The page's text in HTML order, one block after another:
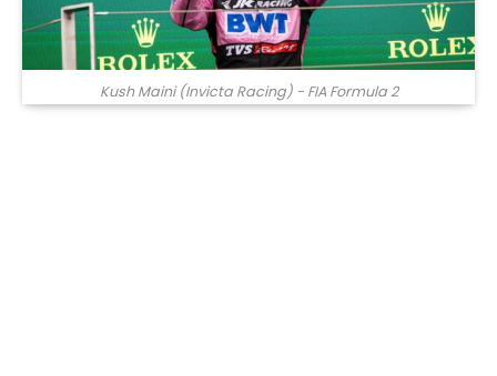
Kush Maini (Invicta Racing) - FIA Formula 2